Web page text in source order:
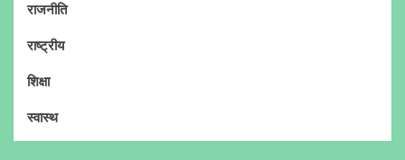
राजनीति
राष्ट्रीय
शिक्षा
स्वास्थ